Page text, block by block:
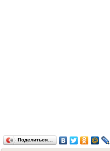
Поделиться…